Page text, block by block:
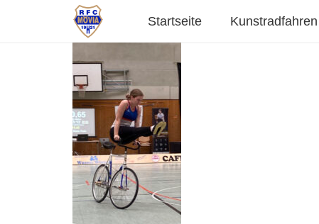
Startseite Kunstradfahren